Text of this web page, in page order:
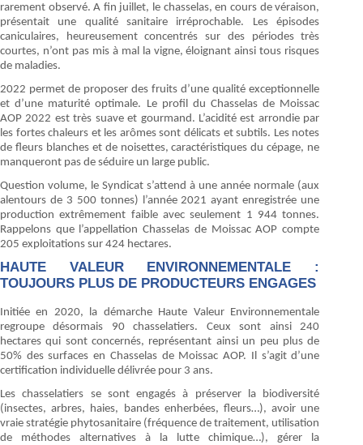
rarement observé. A fin juillet, le chasselas, en cours de véraison,
présentait une qualité sanitaire irréprochable. Les épisodes
caniculaires, heureusement concentrés sur des périodes très
courtes, n’ont pas mis à mal la vigne, éloignant ainsi tous risques
de maladies.
2022 permet de proposer des fruits d’une qualité exceptionnelle
et d’une maturité optimale. Le profil du Chasselas de Moissac
AOP 2022 est très suave et gourmand. L’acidité est arrondie par
les fortes chaleurs et les arômes sont délicats et subtils. Les notes
de fleurs blanches et de noisettes, caractéristiques du cépage, ne
manqueront pas de séduire un large public.
Question volume, le Syndicat s’attend à une année normale (aux
alentours de 3 500 tonnes) l’année 2021 ayant enregistrée une
production extrêmement faible avec seulement 1 944 tonnes.
Rappelons que l’appellation Chasselas de Moissac AOP compte
205 exploitations sur 424 hectares.
HAUTE VALEUR ENVIRONNEMENTALE :
TOUJOURS PLUS DE PRODUCTEURS ENGAGES
Initiée en 2020, la démarche Haute Valeur Environnementale
regroupe désormais 90 chasselatiers. Ceux sont ainsi 240
hectares qui sont concernés, représentant ainsi un peu plus de
50% des surfaces en Chasselas de Moissac AOP. Il s’agit d’une
certification individuelle délivrée pour 3 ans.
Les chasselatiers se sont engagés à préserver la biodiversité
(insectes, arbres, haies, bandes enherbées, fleurs…), avoir une
vraie stratégie phytosanitaire (fréquence de traitement, utilisation
de méthodes alternatives à la lutte chimique…), gérer la